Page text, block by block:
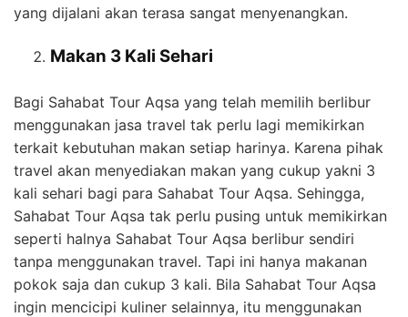
yang dijalani akan terasa sangat menyenangkan.
Makan 3 Kali Sehari
Bagi Sahabat Tour Aqsa yang telah memilih berlibur
menggunakan jasa travel tak perlu lagi memikirkan
terkait kebutuhan makan setiap harinya. Karena pihak
travel akan menyediakan makan yang cukup yakni 3
kali sehari bagi para Sahabat Tour Aqsa. Sehingga,
Sahabat Tour Aqsa tak perlu pusing untuk memikirkan
seperti halnya Sahabat Tour Aqsa berlibur sendiri
tanpa menggunakan travel. Tapi ini hanya makanan
pokok saja dan cukup 3 kali. Bila Sahabat Tour Aqsa
ingin mencicipi kuliner selainnya, itu menggunakan